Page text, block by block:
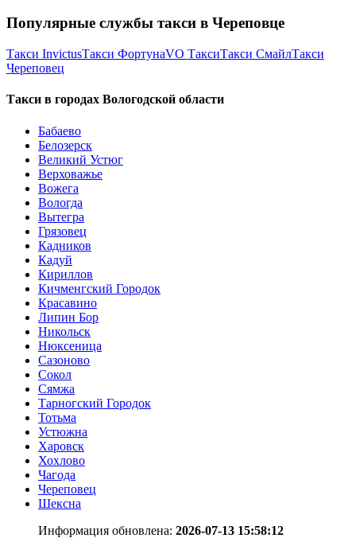
Популярные службы такси в Череповце
Такси InvictusТакси ФортунаVO ТаксиТакси СмайлТакси
Череповец
Такси в городах Вологодской области
Бабаево
Белозерск
Великий Устюг
Верховажье
Вожега
Вологда
Вытегра
Грязовец
Кадников
Кадуй
Кириллов
Кичменгский Городок
Красавино
Липин Бор
Никольск
Нюксеница
Сазоново
Сокол
Сямжа
Тарногский Городок
Тотьма
Устюжна
Харовск
Хохлово
Чагода
Череповец
Шексна
Информация обновлена: 2026-07-13 15:58:12